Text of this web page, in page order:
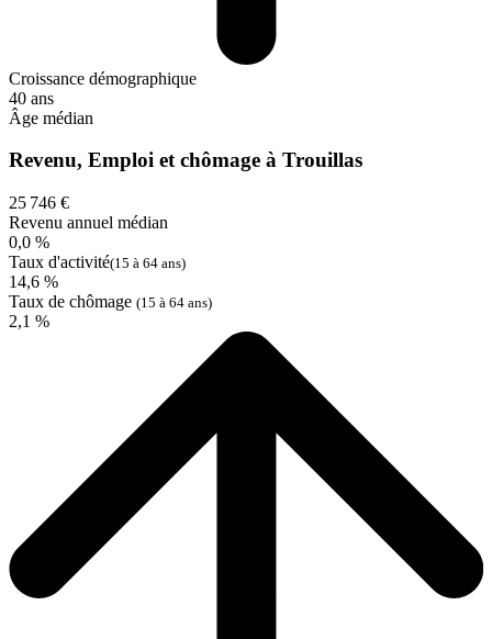
Croissance démographique
40 ans
Âge médian
Revenu, Emploi et chômage à Trouillas
25 746 €
Revenu annuel médian
0,0 %
Taux d'activité(15 à 64 ans)
14,6 %
Taux de chômage (15 à 64 ans)
2,1 %